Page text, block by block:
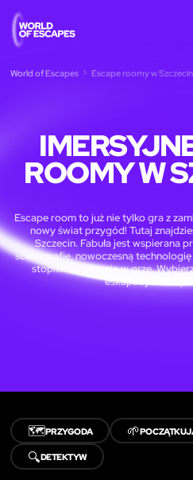
World of Escapes Escape roomy w
ROOMY W
Escape room to już nie tylko gra z
nowy świat przygód! Tutaj
Szczecin. Fabuła jest wspierana
scenografię, nowoczesną
stopień zanurzenia w grze.
eskapady z Tobą
🗺️PRZYGODA 🌱
🔍DETEKTYW